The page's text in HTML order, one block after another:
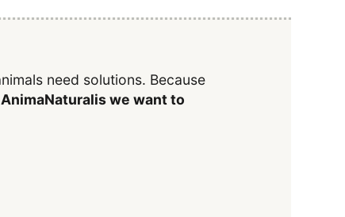
need solutions. Because
we want to